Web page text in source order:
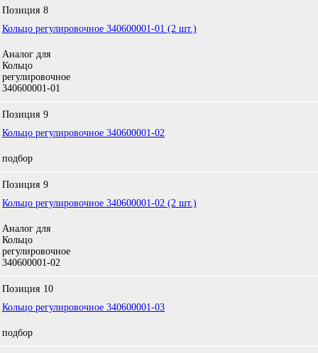
Позиция 8
Кольцо регулировочное 340600001-01 (2 шт.)
Аналог для
Кольцо
регулировочное
340600001-01
Позиция 9
Кольцо регулировочное 340600001-02
подбор
Позиция 9
Кольцо регулировочное 340600001-02 (2 шт.)
Аналог для
Кольцо
регулировочное
340600001-02
Позиция 10
Кольцо регулировочное 340600001-03
подбор